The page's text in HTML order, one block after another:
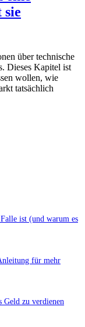
über technische
Dieses Kapitel ist
wollen, wie
tatsächlich
ist (und warum es
für mehr
Geld zu verdienen